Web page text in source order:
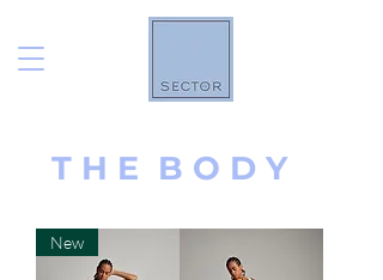
T H E B O D Y
New